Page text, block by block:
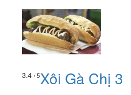
3.4 / 5Xôi Gà Chị 3